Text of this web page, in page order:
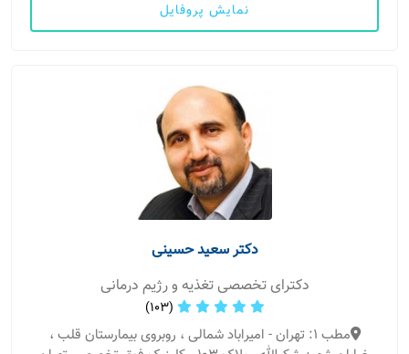
نمایش پروفایل
دکتر سعید حسینی
دکترای تخصصی تغذیه و رژیم درمانی
(103)
مطب 1: تهران - امیراباد شمالی ، روبروی بیمارستان قلب ،